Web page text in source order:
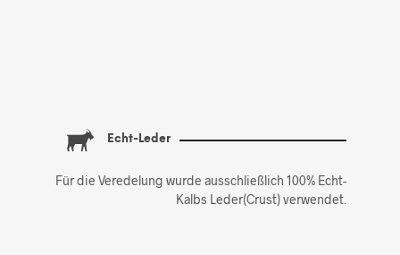
Echt-Leder
Für die Veredelung wurde ausschließlich 100% Echt-
Kalbs Leder(Crust) verwendet.